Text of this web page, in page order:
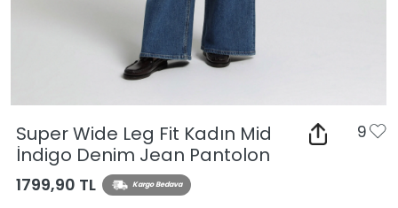
Super Wide Leg Fit Kadın Mid
İndigo Denim Jean Pantolon
9
1799,90 TL Kargo Bedava